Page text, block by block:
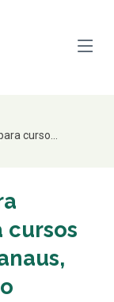
curso...
cursos